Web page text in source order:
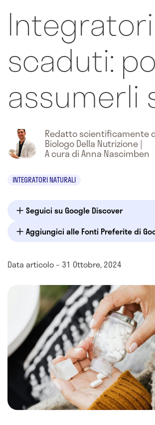
Integratori
scaduti:
assumerli
Redatto scientificamente
Biologo Della Nutrizione|
A cura di Anna Nascimben
INTEGRATORI NATURALI
Seguici su Google Discover
Aggiungici alle Fonti Preferite di
Data articolo – 31 Ottobre, 2024